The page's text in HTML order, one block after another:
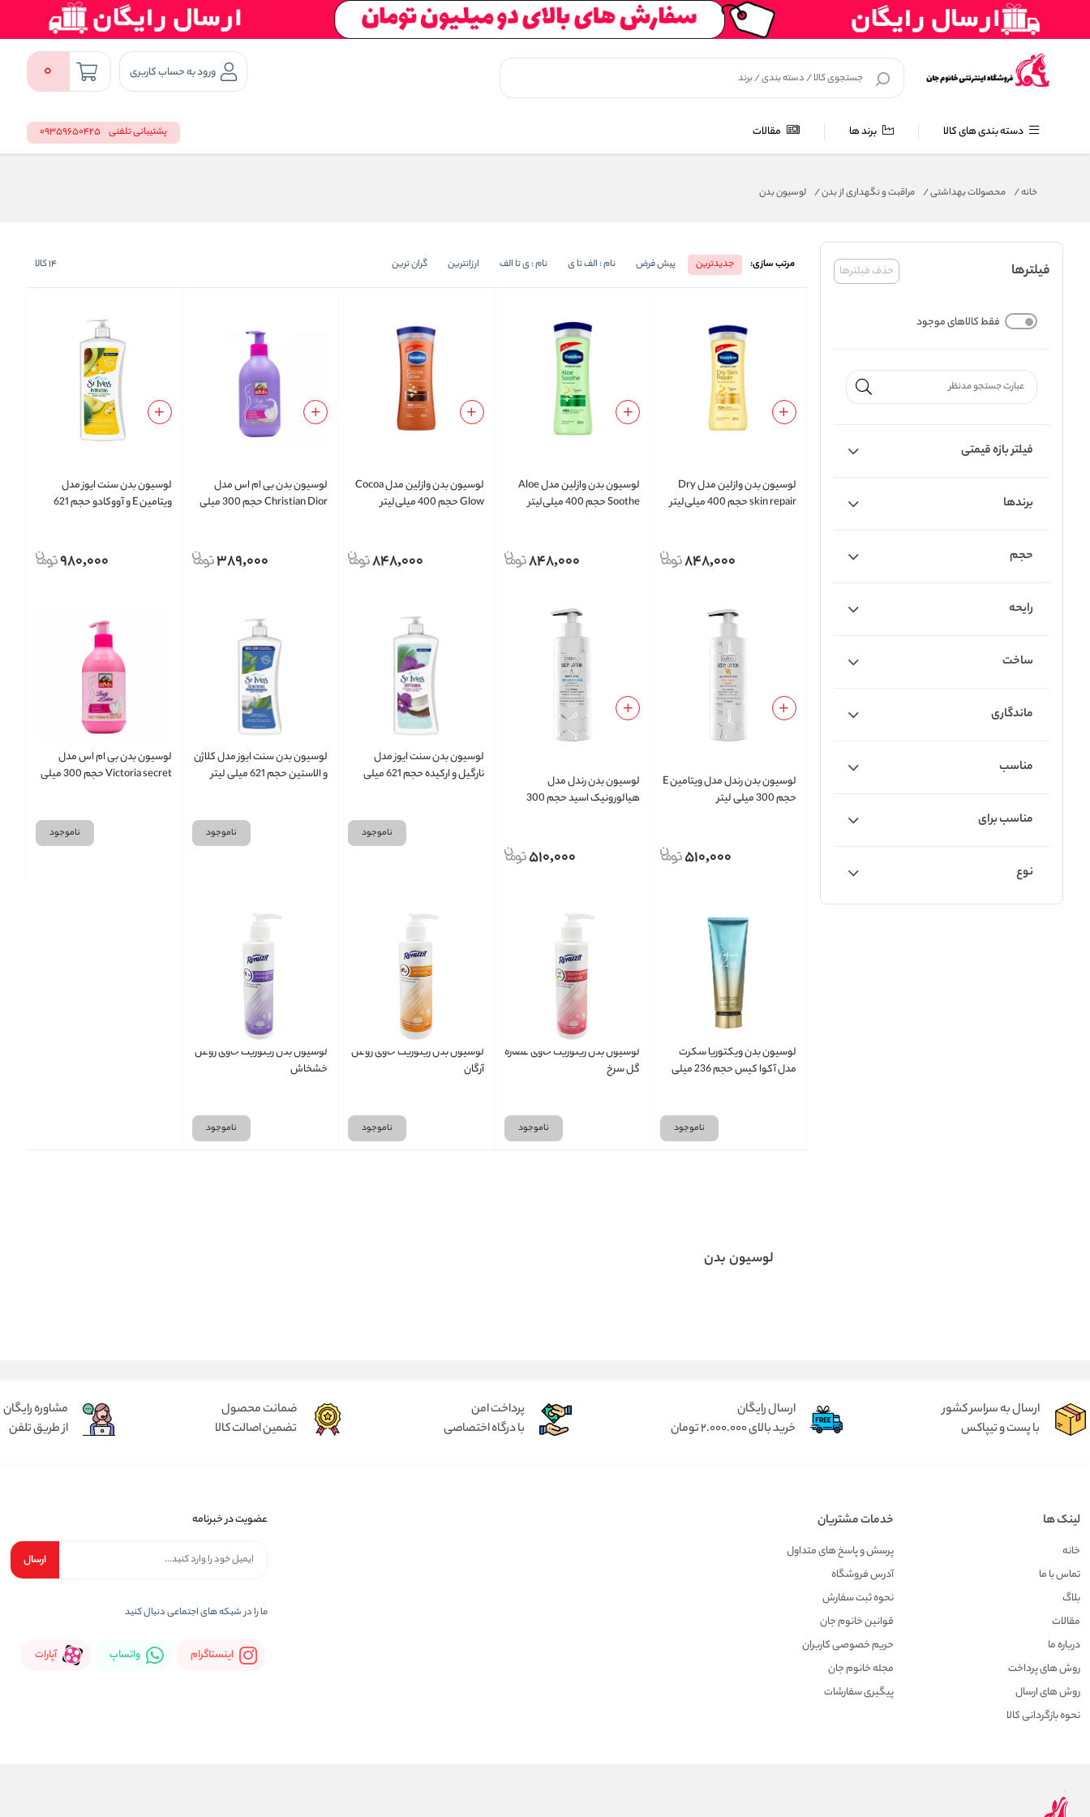
ورود به حساب کاربری 0
دسته بندی های کالا برند ها مقالات پشتیبانی تلفنی 09359650425
خانه/ محصولات بهداشتی/ مراقبت و نگهداری از بدن/ لوسیون بدن
حذف فیلترها فیلترها
فقط کالاهای موجود
فیلتر بازه قیمتی
برندها
حجم
رایحه
ساخت
ماندگاری
مناسب
مناسب برای
نوع
مرتب سازی: جدیدترین پیش فرض نام : الف تا ی نام : ی تا الف ارزانترین گران ترین 14کالا
لوسیون بدن وازلین مدل Dry
skin repair حجم 400 میلی‌لیتر
848,000
لوسیون بدن وازلین مدل Aloe
Soothe حجم 400 میلی‌لیتر
848,000
لوسیون بدن وازلین مدل Cocoa
Glow حجم 400 میلی‌لیتر
848,000
لوسیون بدن بی ام اس مدل
Christian Dior حجم 300 میلی
389,000
لوسیون بدن سنت ایوز مدل
ویتامین E و آووکادو حجم 621
980,000
لوسیون بدن رندل مدل ویتامین E
حجم 300 میلی لیتر
510,000
لوسیون بدن رندل مدل
هیالورونیک اسید حجم 300
510,000
لوسیون بدن سنت ایوز مدل
نارگیل و ارکیده حجم 621 میلی
ناموجود
لوسیون بدن سنت ایوز مدل کلاژن
و الاستین حجم 621 میلی لیتر
ناموجود
لوسیون بدن بی ام اس مدل
Victoria secret حجم 300 میلی
ناموجود
لوسیون بدن ویکتوریا سکرت
مدل آکوا کیس حجم 236 میلی
ناموجود
لوسیون بدن رینوزیت حاوی عصاره
گل سرخ
ناموجود
لوسیون بدن رینوزیت حاوی روغن
آرگان
ناموجود
لوسیون بدن رینوزیت حاوی روغن
خشخاش
ناموجود
لوسیون بدن
ارسال به سراسر کشور
با پست و تیپاکس
ارسال رایگان
خرید بالای 2.000.000 تومان
پرداخت امن
با درگاه اختصاصی
ضمانت محصول
تضمین اصالت کالا
مشاوره رایگان
از طریق تلفن
لینک ها
خانه
تماس با ما
بلاگ
مقالات
درباره ما
روش های پرداخت
روش های ارسال
نحوه بازگردانی کالا
خدمات مشتریان
پرسش و پاسخ های متداول
آدرس فروشگاه
نحوه ثبت سفارش
قوانین خانوم جان
حریم خصوصی کاربران
مجله خانوم جان
پیگیری سفارشات
عضویت در خبرنامه
ارسال
ما را در شبکه های اجتماعی دنبال کنید
اینستاگرام واتساپ آپارات